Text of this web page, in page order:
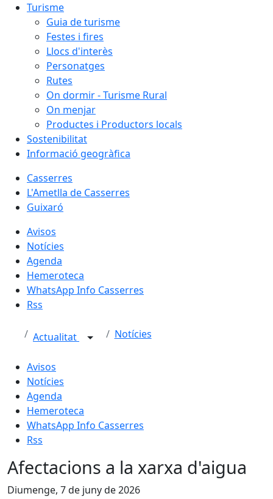
Turisme
Guia de turisme
Festes i fires
Llocs d'interès
Personatges
Rutes
On dormir - Turisme Rural
On menjar
Productes i Productors locals
Sostenibilitat
Informació geogràfica
Casserres
L'Ametlla de Casserres
Guixaró
Avisos
Notícies
Agenda
Hemeroteca
WhatsApp Info Casserres
Rss
Actualitat Notícies
Avisos
Notícies
Agenda
Hemeroteca
WhatsApp Info Casserres
Rss
Afectacions a la xarxa d'aigua
Diumenge, 7 de juny de 2026